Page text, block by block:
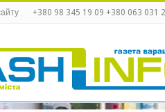
+380 98 345 19 09 +380 063 031